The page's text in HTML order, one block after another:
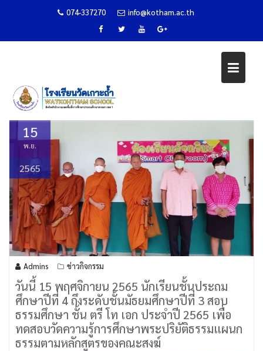
074-337270 info@kotham.ac.th
Home ข่าวกิจกรรม สอบธรรมศึกษา ประจำปี 2565
15
พ.ย.
2565
Admins ข่าวกิจกรรม
วันนี้ 15 พฤศจิกายน 2565 นักเรียนชั้นประถม
ศึกษาปีที่ 4 ถึงระดับชั้นมัธยมศึกษาปีที่ 3 สอบ
ธรรมศึกษา ชั้น ตรี โท เอก ประจำปี 2565 เพื่อ
ทดสอบวัดความรู้การศึกษาพระปริยัติธรรมแผนก
ธรรมตามหลักสูตรของคณะสงฆ์